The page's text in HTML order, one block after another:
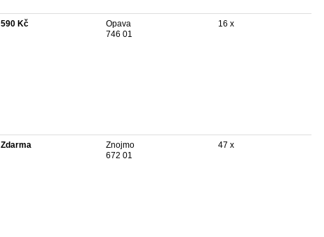
590 Kč
Opava
746 01
16 x
Zdarma
Znojmo
672 01
47 x